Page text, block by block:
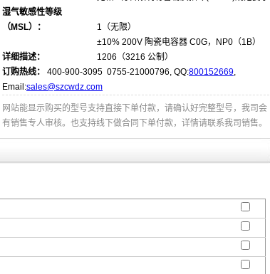
湿气敏感性等级
（MSL）：
1（无限）
详细描述：
±10% 200V 陶瓷电容器 C0G，NP0（1B）
1206（3216 公制）
订购热线：
400-900-3095 0755-21000796, QQ:800152669,
Email:sales@szcwdz.com
网站能显示购买的型号支持直接下单付款，请确认好完整型号，我司会
有销售专人审核。也支持线下做合同下单付款，详情请联系我司销售。